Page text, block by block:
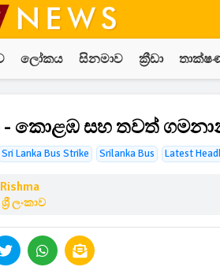
ලෝකය සිනමාව ක්‍රීඩා
- කොළඹ සහ තවත්
Sri Lanka Bus Strike Srilanka Bus Latest
ශ්‍රී ලංකාව